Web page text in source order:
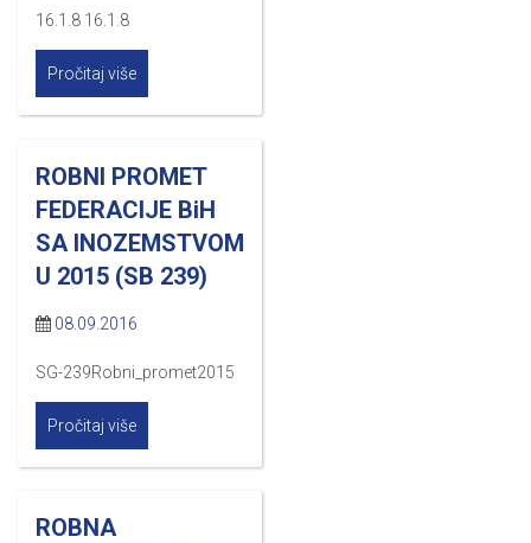
16.1.8 16.1.8
Pročitaj više
ROBNI PROMET
FEDERACIJE BiH
SA INOZEMSTVOM
U 2015 (SB 239)
08.09.2016
SG-239Robni_promet2015
Pročitaj više
ROBNA